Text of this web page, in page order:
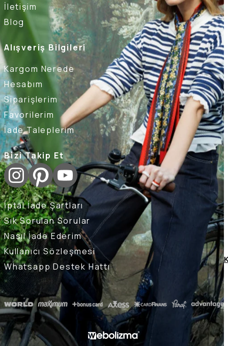
İletişim
Blog
Alışveriş Bilgileri
Kargom Nerede
Hesabım
Siparişlerim
Favorilerim
İade Taleplerim
Bizi Takip Et
İptal İade Şartları
Sık Sorulan Sorular
Nasıl İade Ederim
Kullanıcı Sözleşmesi
Whatsapp Destek Hattı